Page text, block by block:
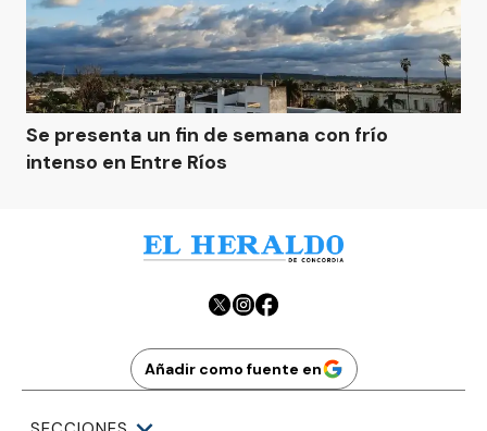
Se presenta un fin de semana con frío
intenso en Entre Ríos
Añadir como fuente en